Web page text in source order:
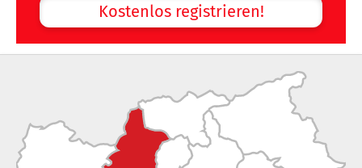
Kostenlos registrieren!